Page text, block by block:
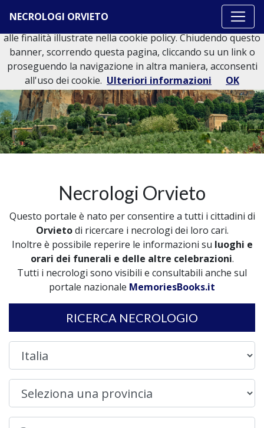
NECROLOGI ORVIETO
Necrologi Orvieto
Questo portale è nato per consentire a tutti i cittadini di
Orvietodi ricercare i necrologi dei loro cari.
Inoltre è possibile reperire le informazioni su luoghi e
orari dei funerali e delle altre celebrazioni.
Tutti i necrologi sono visibili e consultabili anche sul
portale nazionale MemoriesBooks.it
RICERCA NECROLOGIO
Questo sito o gli strumenti terzi da questo utilizzati si
avvalgono di cookie necessari al funzionamento ed utili
alle finalità illustrate nella cookie policy. Chiudendo questo
banner, scorrendo questa pagina, cliccando su un link o
proseguendo la navigazione in altra maniera, acconsenti
all'uso dei cookie. Ulteriori informazioni OK